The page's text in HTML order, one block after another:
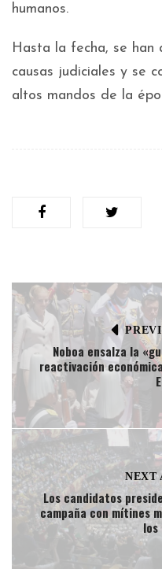
humanos.
Hasta la fecha, se
causas judiciales y se
altos mandos de la
Noboa ensalza la
reactivación
NEXT
Los candidatos
campaña con mítines
los